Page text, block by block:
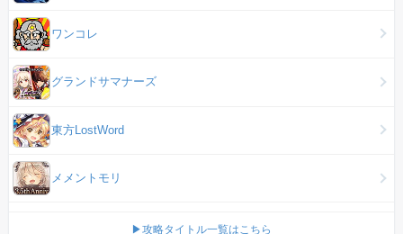
ワンコレ
グランドサマナーズ
東方LostWord
メメントモリ
▶攻略タイトル一覧はこちら